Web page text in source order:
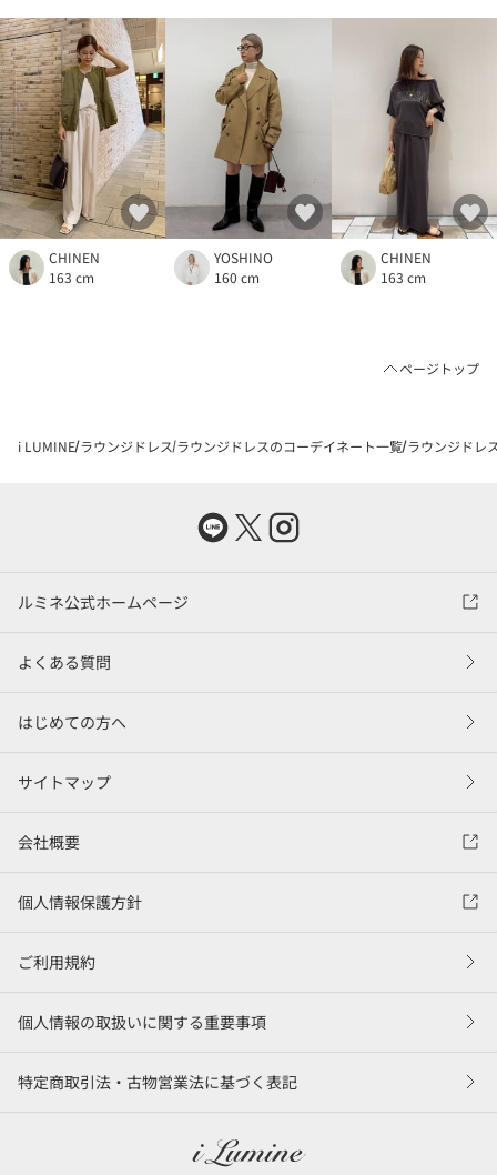
CHINEN
163 cm
YOSHINO
160 cm
CHINEN
163 cm
ページトップ
i LUMINE ラウンジドレス ラウンジドレスのコーデイネート一覧 ラウンジドレ
ルミネ公式ホームページ
よくある質問
はじめての方へ
サイトマップ
会社概要
個人情報保護方針
ご利用規約
個人情報の取扱いに関する重要事項
特定商取引法・古物営業法に基づく表記